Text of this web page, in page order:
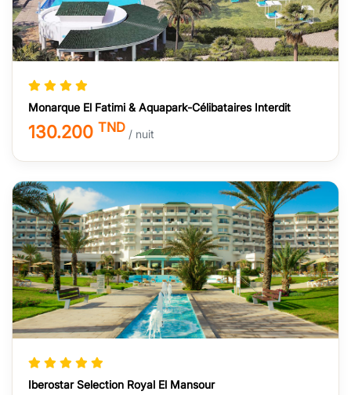
Monarque El Fatimi & Aquapark-Célibataires Interdit
130.200 TND / nuit
Iberostar Selection Royal El Mansour